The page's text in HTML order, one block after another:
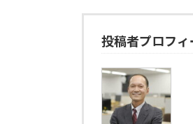
投稿者プロフィ